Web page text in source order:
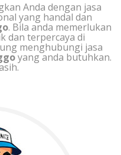
Anda dengan jasa
yang handal dan
. Bila anda memerlukan
dan terpercaya di
menghubungi jasa
yang anda butuhkan.